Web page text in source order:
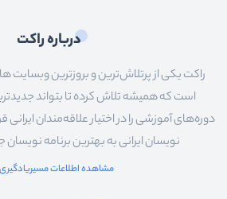
درباره راکت
راکت یکی از پرتلاش‌ترین و بروزترین وبسایت
است که همیشه تلاش کرده تا بتواند
دوره‌های آموزشی را در اختیار علاقه‌مندان ایرانی
نویسان ایرانی به بهترین برنامه
مشاهده اطلاعات مسیریادگیری